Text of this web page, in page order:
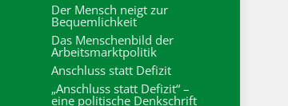
Der Mensch neigt zur
Bequemlichkeit
Das Menschenbild der
Arbeitsmarktpolitik
Anschluss statt Defizit
„Anschluss statt Defizit“ –
eine politische Denkschrift